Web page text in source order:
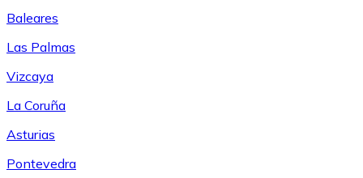
Baleares
Las Palmas
Vizcaya
La Coruña
Asturias
Pontevedra